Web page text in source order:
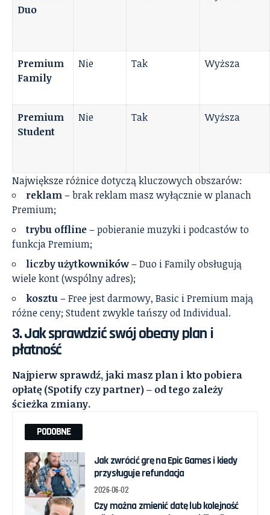
Duo
Premium
Family
Nie Tak Wyższa
Premium
Student
Nie Tak Wyższa
Największe różnice dotyczą kluczowych obszarów:
reklam– brak reklam masz wyłącznie w planach
Premium;
trybu offline– pobieranie muzyki i podcastów to
funkcja Premium;
liczby użytkowników– Duo i Family obsługują
wiele kont (wspólny adres);
kosztu– Free jest darmowy, Basic i Premium mają
różne ceny; Student zwykle tańszy od Individual.
3. Jak sprawdzić swój obecny plan i
płatność
Najpierw sprawdź, jaki masz plan i kto pobiera
opłatę (Spotify czy partner) – od tego zależy
ścieżka zmiany.
PODOBNE
Jak zwrócić grę na Epic Games i kiedy
przysługuje refundacja
2026-06-02
Czy można zmienić datę lub kolejność